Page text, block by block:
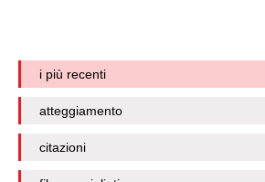
i più recenti
atteggiamento
citazioni